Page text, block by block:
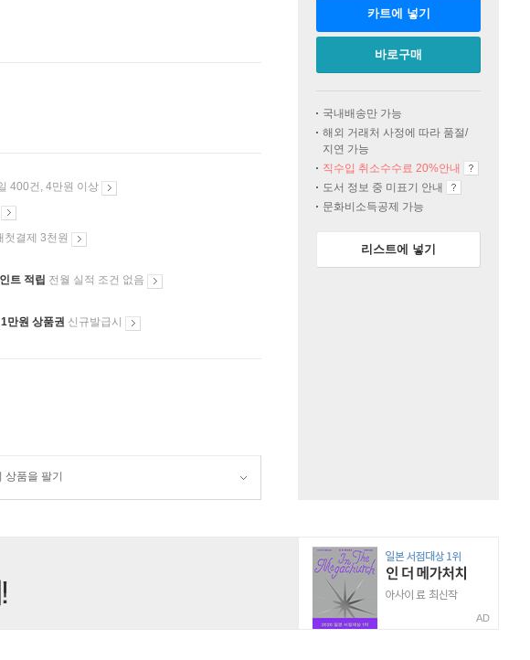
400건, 4만원 이상
첫결제 3천원
트 적립 전월 실적 조건 없음
만원 상품권 신규발급시
상품을 팔기
카트에 넣기
바로구매
국내배송만 가능
해외 거래처 사정에 따라 품절/
지연 가능
직수입 취소수수료 20%안내
도서 정보 중 미표기 안내
문화비소득공제 가능
리스트에 넣기
AD